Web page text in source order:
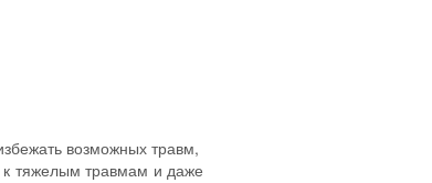
возможных травм,
к тяжелым травмам и даже